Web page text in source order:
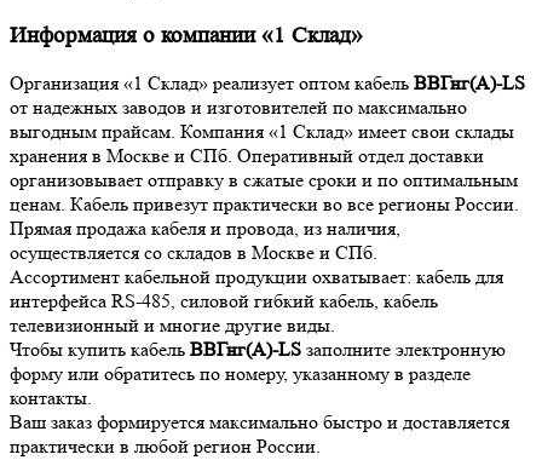
Информация о компании «1 Склад»
Организация «1 Склад» реализует оптом кабель ВВГнг(А)-LS
от надежных заводов и изготовителей по максимально
выгодным прайсам. Компания «1 Склад» имеет свои склады
хранения в Москве и СПб. Оперативный отдел доставки
организовывает отправку в сжатые сроки и по оптимальным
ценам. Кабель привезут практически во все регионы России.
Прямая продажа кабеля и провода, из наличия,
осуществляется со складов в Москве и СПб.
Ассортимент кабельной продукции охватывает: кабель для
интерфейса RS-485, силовой гибкий кабель, кабель
телевизионный и многие другие виды.
Чтобы купить кабель ВВГнг(А)-LS заполните электронную
форму или обратитесь по номеру, указанному в разделе
контакты.
Ваш заказ формируется максимально быстро и доставляется
практически в любой регион России.